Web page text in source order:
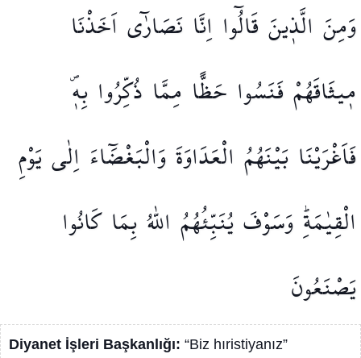
وَمِنَ الَّذ۪ينَ قَالُٓوا اِنَّا نَصَارٰٓىاَخَذْنَا
م۪يثَاقَهُمْفَنَسُوا حَظًّا مِمَّا ذُكِّرُوا بِه۪ۖ
فَاَغْرَيْنَا بَيْنَهُمُ الْعَدَاوَةَوَالْبَغْضَٓاءَ اِلٰىيَوْمِ
الْقِيٰمَةِۜوَسَوْفَيُنَبِّئُهُمُ اللّٰهُبِمَا كَانُوا
يَصْنَعُونَ
Diyanet İşleri Başkanlığı: “Biz hıristiyanız”